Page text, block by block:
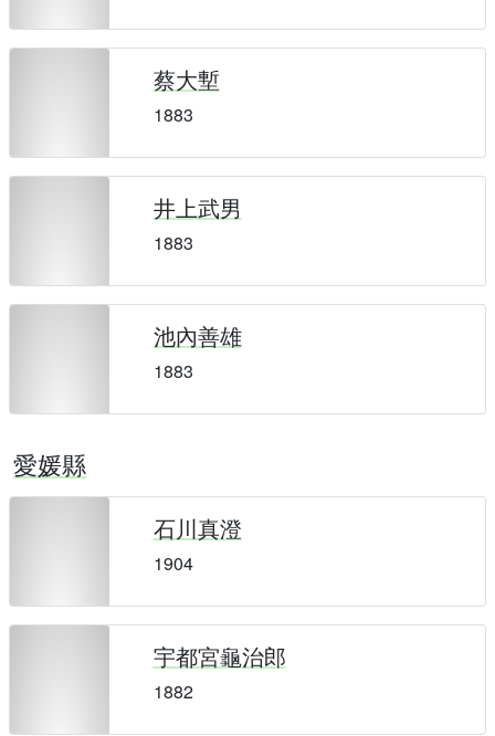
蔡大塹
1883
井上武男
1883
池內善雄
1883
愛媛縣
石川真澄
1904
宇都宮龜治郎
1882